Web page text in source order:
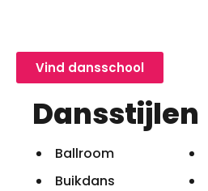
Vind dansschool
Dansstijlen
Ballroom
Buikdans